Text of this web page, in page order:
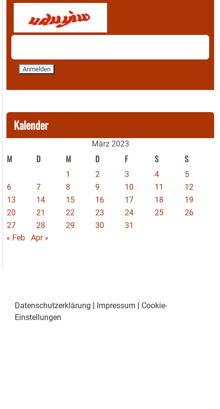
Kalender
März 2023
M D M D F S S
1 2 3 4
5
6
7 8 9 10 11
12
13
14 15 16 17 18
19
20
21 22 23 24 25
26
27
28 29 30
31
« Feb
Apr »
Datenschutzerklärung Impressum
Cookie-
Einstellungen